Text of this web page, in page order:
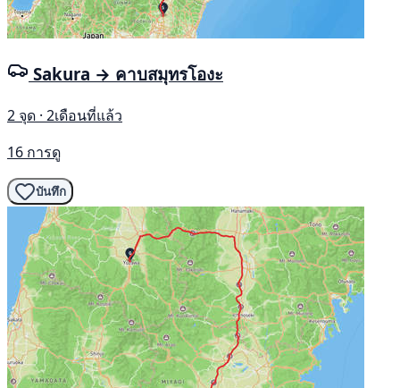
Sakura → คาบสมุทรโองะ
2 จุด · 2เดือนที่แล้ว
16 การดู
บันทึก